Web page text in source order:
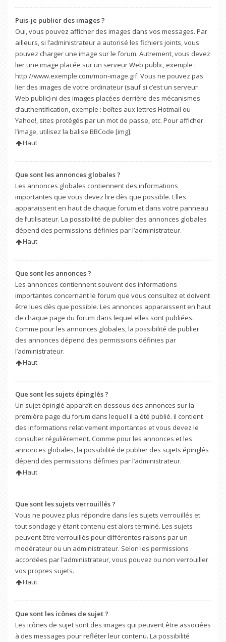
Puis-je publier des images ?
Oui, vous pouvez afficher des images dans vos messages. Par
ailleurs, si l’administrateur a autorisé les fichiers joints, vous
pouvez charger une image sur le forum. Autrement, vous devez
lier une image placée sur un serveur Web public, exemple :
http://www.exemple.com/mon-image.gif. Vous ne pouvez pas
lier des images de votre ordinateur (sauf si c’est un serveur
Web public) ni des images placées derrière des mécanismes
d’authentification, exemple : boîtes aux lettres Hotmail ou
Yahoo!, sites protégés par un mot de passe, etc. Pour afficher
l’image, utilisez la balise BBCode [img].
Haut
Que sont les annonces globales ?
Les annonces globales contiennent des informations
importantes que vous devez lire dès que possible. Elles
apparaissent en haut de chaque forum et dans votre panneau
de l’utilisateur. La possibilité de publier des annonces globales
dépend des permissions définies par l’administrateur.
Haut
Que sont les annonces ?
Les annonces contiennent souvent des informations
importantes concernant le forum que vous consultez et doivent
être lues dès que possible. Les annonces apparaissent en haut
de chaque page du forum dans lequel elles sont publiées.
Comme pour les annonces globales, la possibilité de publier
des annonces dépend des permissions définies par
l’administrateur.
Haut
Que sont les sujets épinglés ?
Un sujet épinglé apparaît en dessous des annonces sur la
première page du forum dans lequel il a été publié. il contient
des informations relativement importantes et vous devez le
consulter régulièrement. Comme pour les annonces et les
annonces globales, la possibilité de publier des sujets épinglés
dépend des permissions définies par l’administrateur.
Haut
Que sont les sujets verrouillés ?
Vous ne pouvez plus répondre dans les sujets verrouillés et
tout sondage y étant contenu est alors terminé. Les sujets
peuvent être verrouillés pour différentes raisons par un
modérateur ou un administrateur. Selon les permissions
accordées par l’administrateur, vous pouvez ou non verrouiller
vos propres sujets.
Haut
Que sont les icônes de sujet ?
Les icônes de sujet sont des images qui peuvent être associées
à des messages pour refléter leur contenu. La possibilité